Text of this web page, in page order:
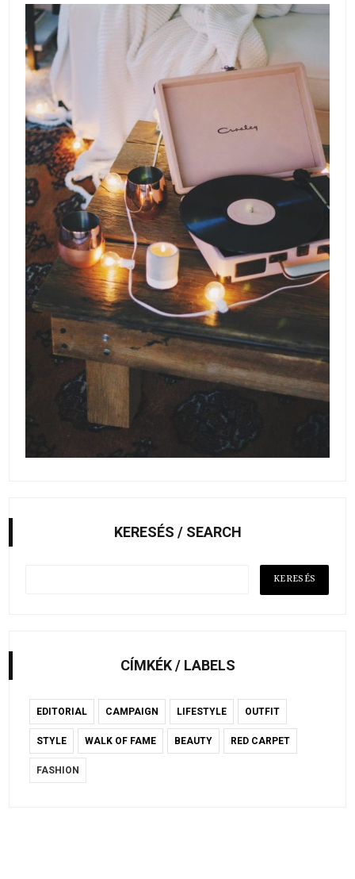
KERESÉS / SEARCH
CÍMKÉK / LABELS
EDITORIAL CAMPAIGN LIFESTYLE OUTFIT
STYLE WALK OF FAME BEAUTY RED CARPET
FASHION